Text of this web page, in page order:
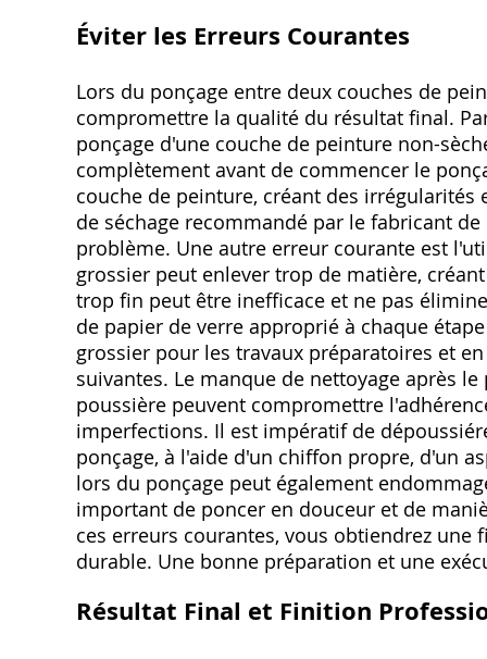
Éviter les Erreurs Courantes
Lors du ponçage entre deux couches de
compromettre la qualité du résultat final.
ponçage d'une couche de peinture non-
complètement avant de commencer le
couche de peinture, créant des
de séchage recommandé par le fabricant
problème. Une autre erreur courante est
grossier peut enlever trop de matière,
trop fin peut être inefficace et ne pas
de papier de verre approprié à chaque
grossier pour les travaux préparatoires et
suivantes. Le manque de nettoyage après
poussière peuvent compromettre
imperfections. Il est impératif de
ponçage, à l'aide d'un chiffon propre, d'un
lors du ponçage peut également
important de poncer en douceur et de
ces erreurs courantes, vous obtiendrez
durable. Une bonne préparation et une
Résultat Final et Finition